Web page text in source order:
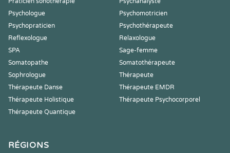
Psychologue
Psychomotricien
Psychopraticien
Psychothérapeute
Reflexologue
Relaxologue
SPA
Sage-femme
Somatopathe
Somatothérapeute
Sophrologue
Thérapeute
Thérapeute Danse
Thérapeute EMDR
Thérapeute Holistique
Thérapeute Psychocorporel
Thérapeute Quantique
RÉGIONS